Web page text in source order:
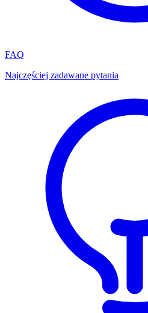
FAQ
Najczęściej zadawane pytania